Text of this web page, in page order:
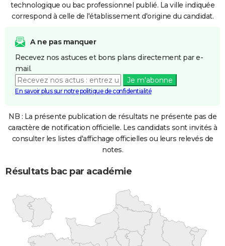
technologique ou bac professionnel publié. La ville indiquée
correspond à celle de l'établissement d'origine du candidat.
A ne pas manquer
Recevez nos astuces et bons plans directement par e-
mail.
Je m'abonne
En savoir plus sur notre politique de confidentialité
NB : La présente publication de résultats ne présente pas de
caractère de notification officielle. Les candidats sont invités à
consulter les listes d'affichage officielles ou leurs relevés de
notes.
Résultats bac par académie